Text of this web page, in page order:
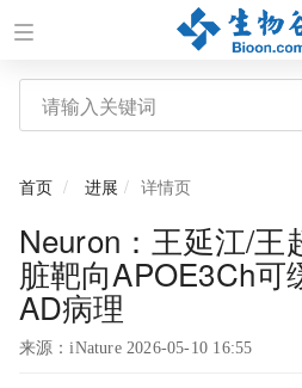
首页 进展 详情页
Neuron：王延江/王
脏靶向APOE3Ch可
AD病理
来源：iNature 2026-05-10 16:55